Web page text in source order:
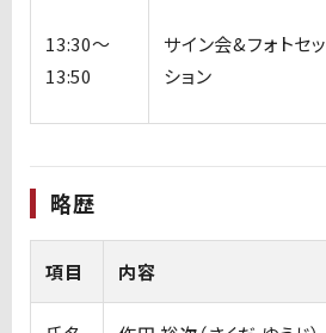
13:30〜
13:50
サイン会&フォトセッ
ション
略歴
項目 内容